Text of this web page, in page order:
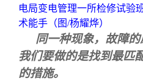
电局变电管理一所检修试验
术能手（图/杨耀烨）
同一种现象，故障的
我们要做的是找到最匹
的措施。